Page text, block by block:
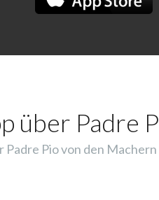
über Padre
Pio von den